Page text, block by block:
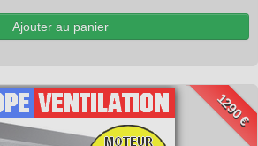
Ajouter au panier
1290 €